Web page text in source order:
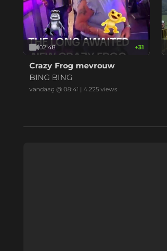
02:48 +31
Crazy Frog mevrouw
BING BING
vandaag @ 08:41 | 4.225 views